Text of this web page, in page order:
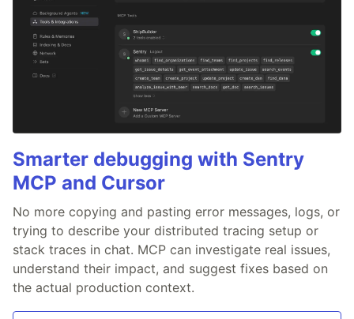
Smarter debugging with Sentry
MCP and Cursor
No more copying and pasting error messages, logs, or
trying to describe your distributed tracing setup or
stack traces in chat. MCP can investigate real issues,
understand their impact, and suggest fixes based on
the actual production context.